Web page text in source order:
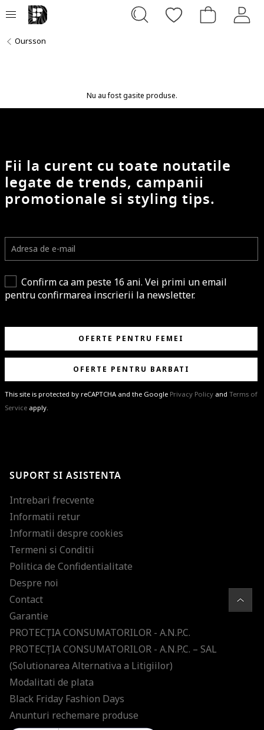
Oursson
Nu au fost gasite produse.
Fii la curent cu toate noutatile
legate de trends, campanii
promotionale si styling tips.
Confirm ca am peste 16 ani. Vei primi un email
pentru confirmarea inscrierii la newsletter.
OFERTE PENTRU FEMEI
OFERTE PENTRU BARBATI
This site is protected by reCAPTCHA and the Google Privacy Policy and Terms of
Service apply.
ultimele tendinte in moda!
SUPORT SI ASISTENTA
Intrebari frecvente
Informatii retur
Informatii despre cookies
Termeni si Conditii
Politica de Confidentialitate
Despre noi
Contact
Garantie
PROTECŢIA CONSUMATORILOR - A.N.P.C.
PROTECŢIA CONSUMATORILOR - A.N.P.C. – SAL
(Solutionarea Alternativa a Litigiilor)
Modalitati de plata
Black Friday Fashion Days
Anunturi rechemare produse